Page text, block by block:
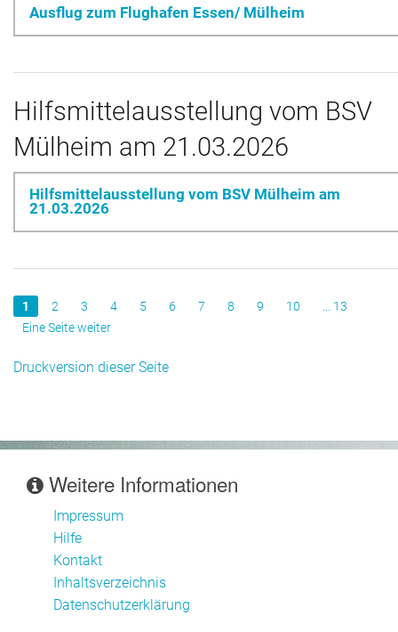
Ausflug zum Flughafen Essen/ Mülheim
Hilfsmittelausstellung vom BSV
Mülheim am 21.03.2026
Hilfsmittelausstellung vom BSV Mülheim am
21.03.2026
1 2 3 4 5 6 7 8 9 10
... 13
Eine Seite weiter
Druckversion dieser Seite
Weitere Informationen
Impressum
Hilfe
Kontakt
Inhaltsverzeichnis
Datenschutzerklärung